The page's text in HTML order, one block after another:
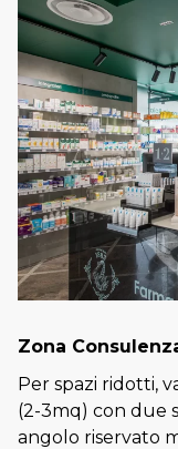
Zona
Per spazi ridotti,
(2-3mq) con due
angolo riservato